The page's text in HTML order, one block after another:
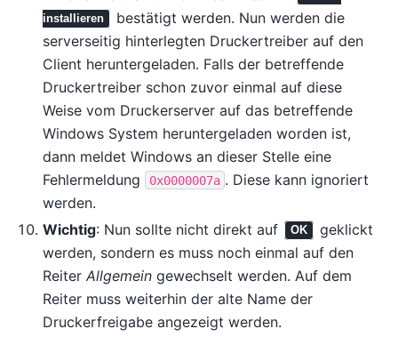
installieren
bestätigt werden. Nun werden die
serverseitig hinterlegten Druckertreiber auf den
Client heruntergeladen. Falls der betreffende
Druckertreiber schon zuvor einmal auf diese
Weise vom Druckerserver auf das betreffende
Windows System heruntergeladen worden ist,
dann meldet Windows an dieser Stelle eine
Fehlermeldung
0x0000007a . Diese kann ignoriert
werden.
Wichtig: Nun sollte nicht direkt auf OK
geklickt
werden, sondern es muss noch einmal auf den
Reiter Allgemein gewechselt werden. Auf dem
Reiter muss weiterhin der alte Name der
Druckerfreigabe angezeigt werden.